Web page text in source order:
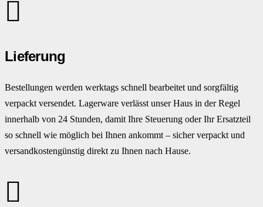
Lieferung
Bestellungen werden werktags schnell bearbeitet und sorgfältig
verpackt versendet. Lagerware verlässt unser Haus in der Regel
innerhalb von 24 Stunden, damit Ihre Steuerung oder Ihr Ersatzteil
so schnell wie möglich bei Ihnen ankommt – sicher verpackt und
versandkostengünstig direkt zu Ihnen nach Hause.